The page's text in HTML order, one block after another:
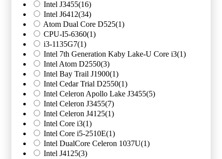
Intel J3455(16)
Intel J6412(34)
Atom Dual Core D525(1)
CPU-I5-6360(1)
i3-1135G7(1)
Intel 7th Generation Kaby Lake-U Core i3(1)
Intel Atom D2550(3)
Intel Bay Trail J1900(1)
Intel Cedar Trial D2550(1)
Intel Celeron Apollo Lake J3455(5)
Intel Celeron J3455(7)
Intel Celeron J4125(1)
Intel Core i3(1)
Intel Core i5-2510E(1)
Intel DualCore Celeron 1037U(1)
Intel J4125(3)